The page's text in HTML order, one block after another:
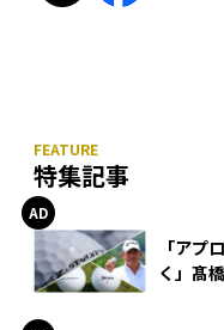
特集記事
「アプ
く」髙